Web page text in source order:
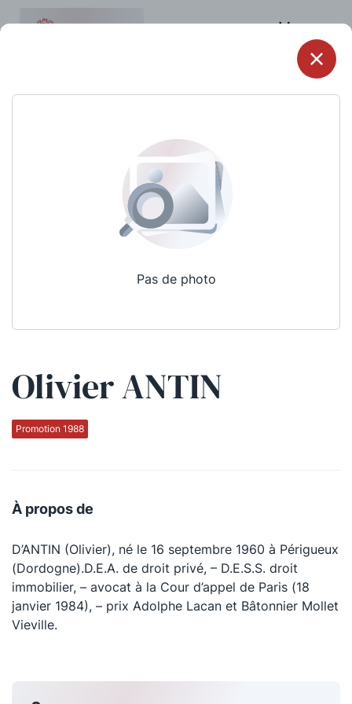
Menu
Pas de photo
Olivier ANTIN
Promotion 1988
À propos de
D’ANTIN (Olivier), né le 16 septembre 1960 à Périgueux
(Dordogne).D.E.A. de droit privé, – D.E.S.S. droit
immobilier, – avocat à la Cour d’appel de Paris (18
janvier 1984), – prix Adolphe Lacan et Bâtonnier Mollet
Vieville.
Qui sommes-nous ?
La Conférence
La Conférence
Le Concours de la Conférence
La Conférence Berryer